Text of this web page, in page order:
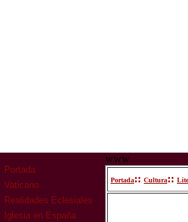
Portada
Vaticano
Realidades Eclesiales
Iglesia en España
www
Portada:: Cultura::